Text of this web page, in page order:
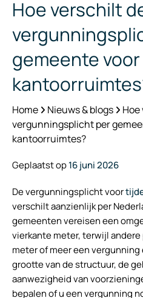
Hoe verschilt
gemeente
Home Nieuws & blogs
vergunningsplicht per
kantoorruimtes?
Geplaatst op16 juni 2026
De vergunningsplicht voor
verschilt aanzienlijk per
gemeenten vereisen een
vierkante meter, terwijl andere
meter of meer een
grootte van de structuur, de
aanwezigheid van
bepalen of u een vergunning